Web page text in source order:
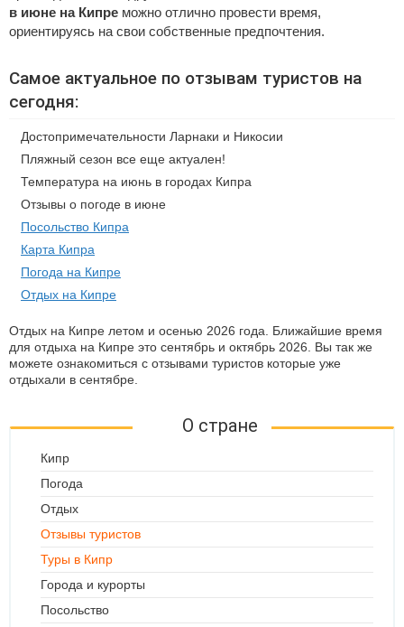
в июне на Кипре можно отлично провести время,
ориентируясь на свои собственные предпочтения.
Самое актуальное по отзывам туристов на
сегодня:
Достопримечательности Ларнаки и Никосии
Пляжный сезон все еще актуален!
Температура на июнь в городах Кипра
Отзывы о погоде в июне
Посольство Кипра
Карта Кипра
Погода на Кипре
Отдых на Кипре
Отдых на Кипре летом и осенью 2026 года. Ближайшие время
для отдыха на Кипре это сентябрь и октябрь 2026. Вы так же
можете ознакомиться с отзывами туристов которые уже
отдыхали в сентябре.
О стране
Кипр
Погода
Отдых
Отзывы туристов
Туры в Кипр
Города и курорты
Посольство